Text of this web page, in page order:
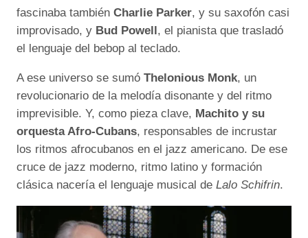
fascinaba también Charlie Parker, y su saxofón casi
improvisado, y Bud Powell, el pianista que trasladó
el lenguaje del bebop al teclado.
A ese universo se sumó Thelonious Monk, un
revolucionario de la melodía disonante y del ritmo
imprevisible. Y, como pieza clave, Machito y su
orquesta Afro-Cubans, responsables de incrustar
los ritmos afrocubanos en el jazz americano. De ese
cruce de jazz moderno, ritmo latino y formación
clásica nacería el lenguaje musical de Lalo Schifrin.